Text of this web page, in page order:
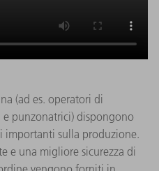
(ad es. operatori di
punzonatrici) dispongono
importanti sulla produzione.
e una migliore sicurezza di